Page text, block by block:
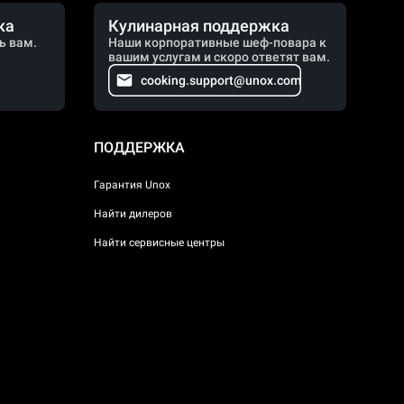
вам.
Кулинарная поддержка
Наши корпоративные шеф-повара к
вашим услугам и скоро ответят вам.
cooking.support@unox.com
ПОДДЕРЖКА
Гарантия Unox
Найти дилеров
Найти сервисные центры